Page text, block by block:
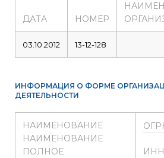
ДАТА НОМЕР
03.10.2012 13-12-128
ИНФОРМАЦИЯ О ФОРМЕ
ДЕЯТЕЛЬНОСТИ
НАИМЕНОВАНИЕ
НАИМЕНОВАНИЕ
ПОЛНОЕ
ИНН